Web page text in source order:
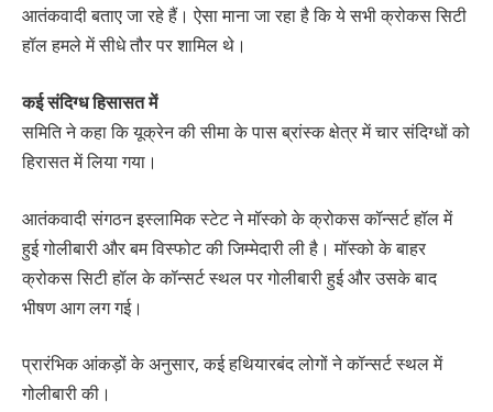
आतंकवादी बताए जा रहे हैं। ऐसा माना जा रहा है कि ये सभी क्रोकस सिटी
हॉल हमले में सीधे तौर पर शामिल थे।
कई संदिग्ध हिसासत में
समिति ने कहा कि यूक्रेन की सीमा के पास ब्रांस्क क्षेत्र में चार संदिग्धों को
हिरासत में लिया गया।
आतंकवादी संगठन इस्लामिक स्टेट ने मॉस्को के क्रोकस कॉन्सर्ट हॉल में
हुई गोलीबारी और बम विस्फोट की जिम्मेदारी ली है। मॉस्को के बाहर
क्रोकस सिटी हॉल के कॉन्सर्ट स्थल पर गोलीबारी हुई और उसके बाद
भीषण आग लग गई।
प्रारंभिक आंकड़ों के अनुसार, कई हथियारबंद लोगों ने कॉन्सर्ट स्थल में
गोलीबारी की।